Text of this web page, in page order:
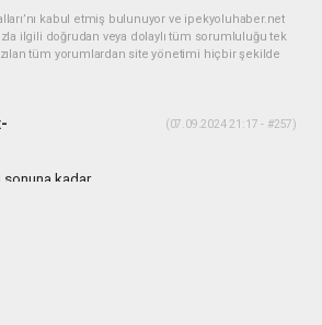
kabul etmiş bulunuyor ve ipekyoluhaber.net
ilgili doğrudan veya dolaylı tüm sorumluluğu tek
tüm yorumlardan site yönetimi hiçbir şekilde
(07.09.2024 21:17 - #257)
kadar...